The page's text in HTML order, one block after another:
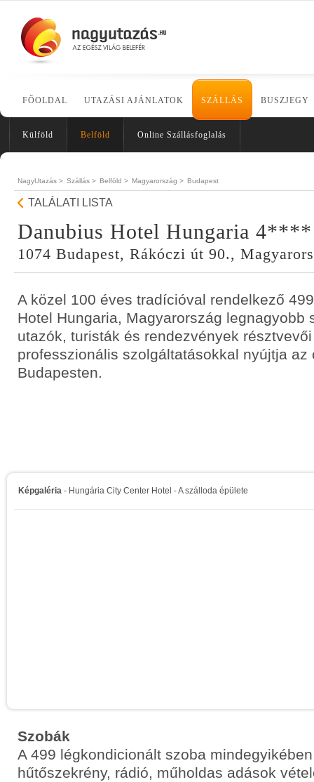
FŐOLDAL UTAZÁSI AJÁNLATOK SZÁLLÁS BUSZJEGY
Külföld Belföld Online Szállásfoglalás
NagyUtazás > Szállás > Belföld > Magyarország > Budapest
TALÁLATI LISTA
Danubius Hotel Hungaria 4****
1074 Budapest, Rákóczi út 90.,
A közel 100 éves tradícióval rendelkező
Hotel Hungaria, Magyarország legnagyobb
utazók, turisták és rendezvények
professzionális szolgáltatásokkal nyújtja az
Budapesten.
Képgaléria - Hungária City Center Hotel - A szálloda épülete
Szobák
A 499 légkondicionált szoba
hűtőszekrény, rádió, műholdas adások